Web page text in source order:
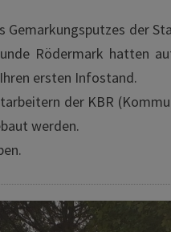
Gemarkungsputzes der
Rödermark hatten
ersten Infostand.
der KBR
werden.